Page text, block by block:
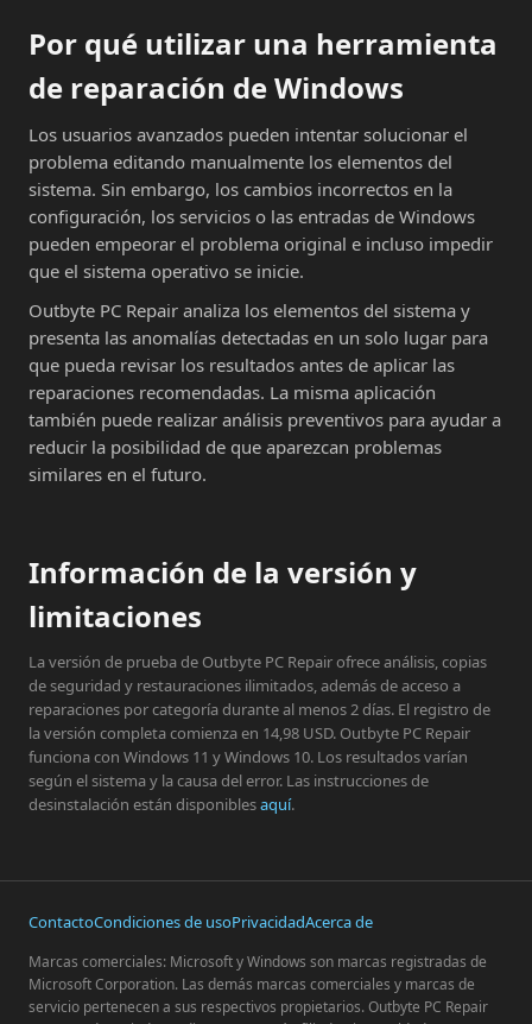
Por qué utilizar una herramienta
de reparación de Windows
Los usuarios avanzados pueden intentar solucionar el
problema editando manualmente los elementos del
sistema. Sin embargo, los cambios incorrectos en la
configuración, los servicios o las entradas de Windows
pueden empeorar el problema original e incluso impedir
que el sistema operativo se inicie.
Outbyte PC Repair analiza los elementos del sistema y
presenta las anomalías detectadas en un solo lugar para
que pueda revisar los resultados antes de aplicar las
reparaciones recomendadas. La misma aplicación
también puede realizar análisis preventivos para ayudar a
reducir la posibilidad de que aparezcan problemas
similares en el futuro.
Información de la versión y
limitaciones
La versión de prueba de Outbyte PC Repair ofrece análisis, copias
de seguridad y restauraciones ilimitados, además de acceso a
reparaciones por categoría durante al menos 2 días. El registro de
la versión completa comienza en 14,98 USD. Outbyte PC Repair
funciona con Windows 11 y Windows 10. Los resultados varían
según el sistema y la causa del error. Las instrucciones de
desinstalación están disponiblesaquí.
ContactoCondiciones de usoPrivacidadAcerca de
Marcas comerciales: Microsoft y Windows son marcas registradas de
Microsoft Corporation. Las demás marcas comerciales y marcas de
servicio pertenecen a sus respectivos propietarios. Outbyte PC Repair